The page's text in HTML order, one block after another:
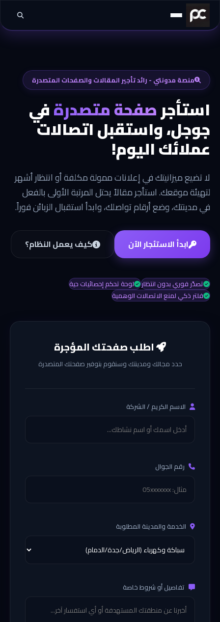
تخطي إلى المحتوى
منصة مدونتي - رائد تأجير المقالات والصفحات المتصدرة
استأجرصفحة متصدرةفي
جوجل، واستقبل اتصالات
عملائك اليوم!
لا تضيع ميزانيتك في إعلانات ممولة مكلفة أو انتظار أشهر
لتهيئة موقعك. استأجر مقالاً يحتل المرتبة الأولى بالفعل
في مدينتك، وضع أرقام تواصلك، وابدأ استقبال الزبائن فوراً.
ابدأ الاستئجار الآن كيف يعمل النظام؟
تصدّر فوري بدون انتظار
لوحة تحكم إحصائيات حية
فلتر ذكي لمنع الاتصالات الوهمية
اطلب صفحتك المؤجرة
حدد مجالك ومدينتك وسنقوم بتوفير صفحتك المتصدرة
الاسم الكريم / الشركة
رقم الجوال
الخدمة والمدينة المطلوبة
تفاصيل أو شروط خاصة